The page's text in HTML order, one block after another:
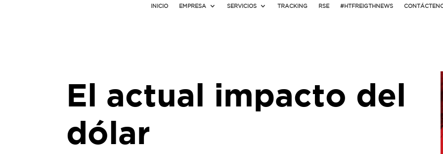
INICIO EMPRESA SERVICIOS TRACKING RSE #HTFREIGTHNEWS
El actual impacto del
dólar